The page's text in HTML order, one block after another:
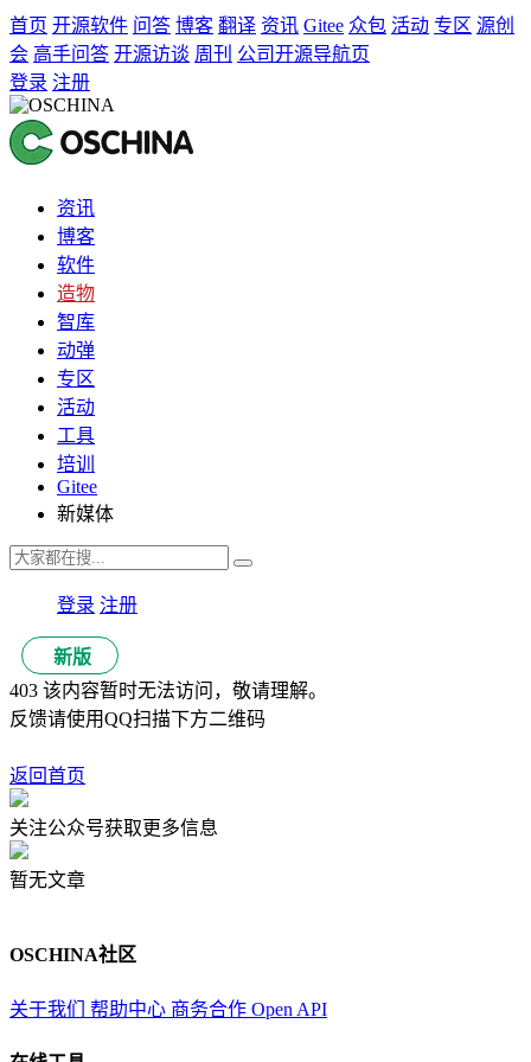
首页 开源软件 问答 博客 翻译 资讯 Gitee 众包 活动 专区 源创
会 高手问答 开源访谈 周刊 公司开源导航页
登录 注册
资讯
博客
软件
造物
智库
动弹
专区
活动
工具
培训
Gitee
新媒体
登录 注册
新版
403 该内容暂时无法访问，敬请理解。
反馈请使用QQ扫描下方二维码
返回首页
关注公众号获取更多信息
暂无文章
OSCHINA社区
关于我们 帮助中心 商务合作 Open API